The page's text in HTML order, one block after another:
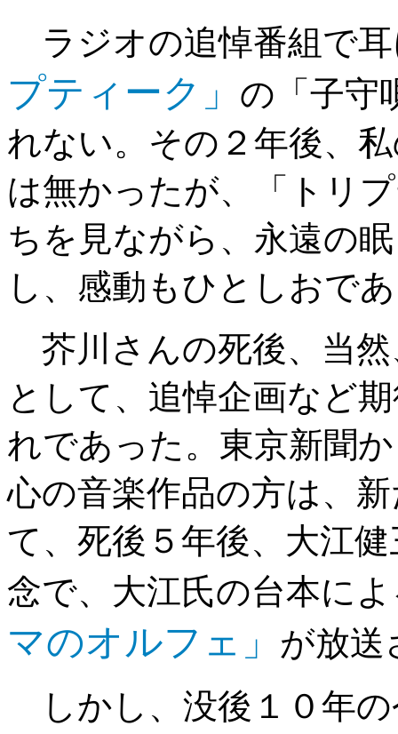
ラジオの追悼番組で
プティーク」 の「子守
れない。その２年後、
は無かったが、「トリ
ちを見ながら、永遠の
し、感動もひとしおで
芥川さんの死後、当然
として、追悼企画など
れであった。東京新聞
心の音楽作品の方は、
て、死後５年後、大江
念で、大江氏の台本に
マのオルフェ」 が放送
しかし、没後１０年の